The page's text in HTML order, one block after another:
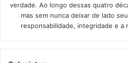
verdade. Ao longo dessas quatro
mas sem nunca deixar de lado
responsabilidade, integridade e a